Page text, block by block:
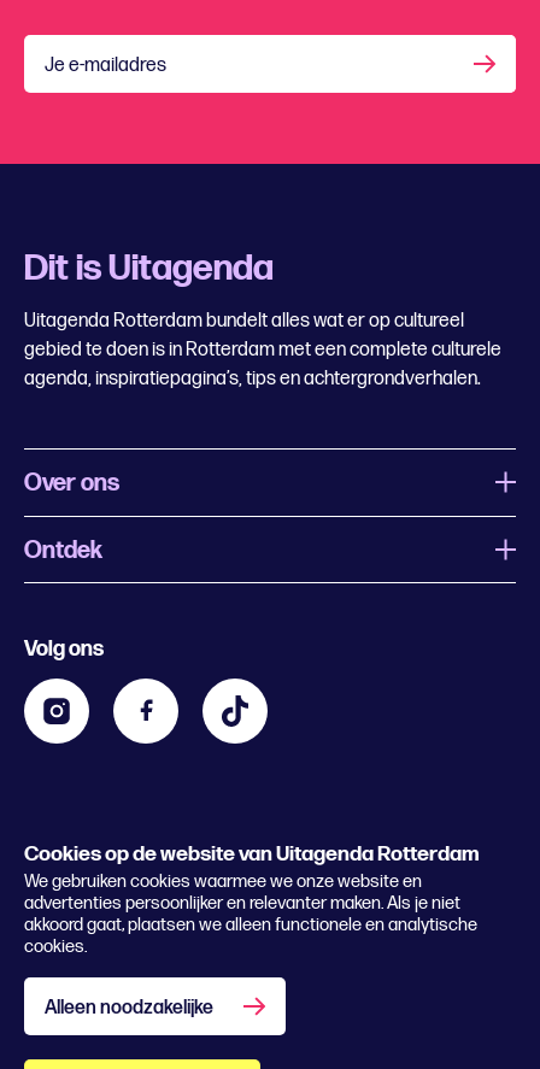
Cookies op de website van Uitagenda Rotterdam
We gebruiken cookies waarmee we onze website en
advertenties persoonlijker en relevanter maken. Als je niet
akkoord gaat, plaatsen we alleen functionele en analytische
cookies.
Alleen noodzakelijke
Je e-mailadres
Dit is Uitagenda
Uitagenda Rotterdam bundelt alles wat er op cultureel
gebied te doen is in Rotterdam met een complete culturele
agenda, inspiratiepagina’s, tips en achtergrondverhalen.
Over ons
Wat is Uitagenda Rotterdam
Contact
Zakelijk
Lees het magazine
Ontdek
Kids
Volg ons
© 2026 Rotterdam Festivals